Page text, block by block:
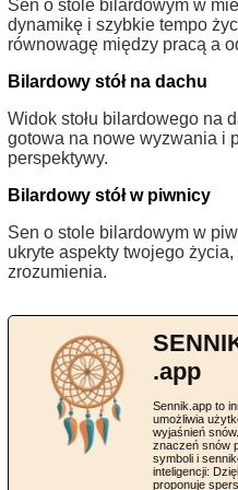
Sen o stole bilardowym w
dynamikę i szybkie tempo
równowagę między pracą a
Bilardowy stół na dachu
Widok stołu bilardowego na
gotowa na nowe wyzwania i
perspektywy.
Bilardowy stół w piwnicy
Sen o stole bilardowym w
ukryte aspekty twojego
zrozumienia.
.app
Sennik.app to
umożliwia
wyjaśnień
znaczeń snów
symboli i
inteligencji:
proponuje